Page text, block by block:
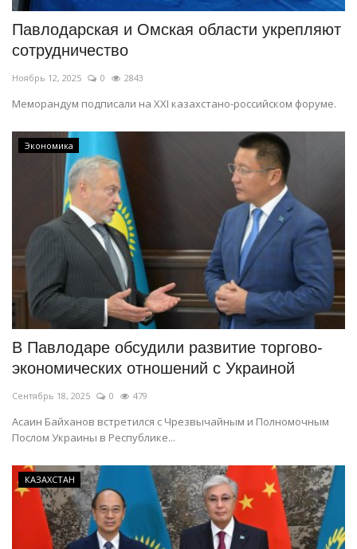
Павлодарская и Омская области укрепляют
сотрудничество
Ноябрь 12, 2025 0 2843
Меморандум подписали на ХХІ казахстано-российском форуме.
Экономика
В Павлодаре обсудили развитие торгово-
экономических отношений с Украиной
Сентябрь 18, 2025 0 479
Асаин Байханов встретился с Чрезвычайным и Полномочным
Послом Украины в Республике...
КАЗАХСТАН